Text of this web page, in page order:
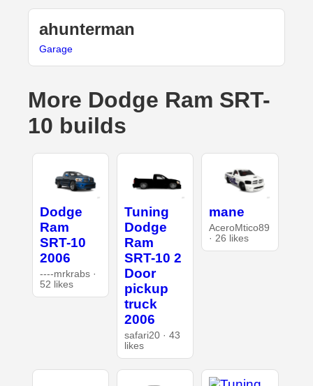
ahunterman
Garage
More Dodge Ram SRT-
10 builds
Dodge
Ram
SRT-10
2006
----mrkrabs ·
52 likes
Tuning
Dodge
Ram
SRT-10 2
Door
pickup
truck
2006
safari20 · 43
likes
mane
AceroMtico89
· 26 likes